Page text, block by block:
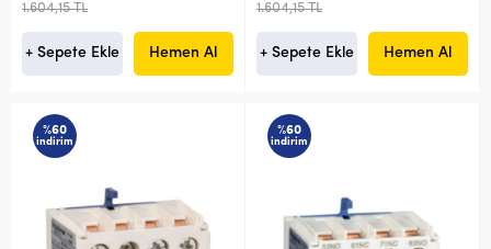
1.604,15 TL
+ Sepete Ekle Hemen Al
1.604,15 TL
+ Sepete Ekle Hemen Al
%60
indirim
%60
indirim